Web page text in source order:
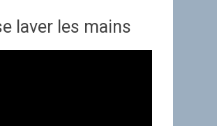
laver les mains